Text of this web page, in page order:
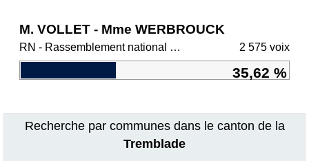
M. VOLLET - Mme WERBROUCK
RN - Rassemblement national et ses alliés 2 575 voix
35,62 %
Recherche par communes dans le canton de la
Tremblade